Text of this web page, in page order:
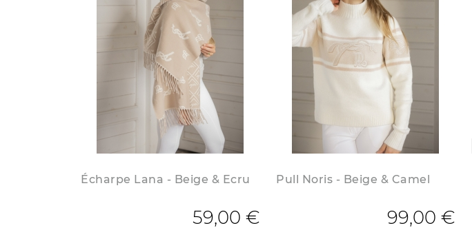
Écharpe Lana - Beige & Ecru
59,00 €
Pull Noris - Beige & Camel
99,00 €